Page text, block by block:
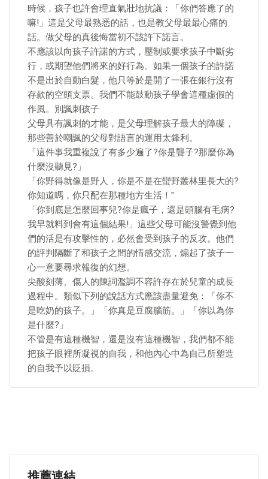
時候，孩子也許會理直氣壯地抗議：「你們答應了的
嘛!」這是父母最熟悉的話，也是教父母最最心痛的
話。做父母的真後悔當初不該許下諾言。
不應該以向孩子許諾的方式，壓制或要求孩子中斷劣
行，或期望他們將來的好行為。如果一個孩子的許諾
不是出於自動白髮，他只等於是開了一張在銀行沒有
存款的空頭支票。我們不能鼓動孩子學會這種虛假的
作風。別諷刺孩子
父母具有諷刺的才能，是父母理解孩子最大的障礙，
那些善於嘲諷的父母對語言的運用太鋒利。
「這件事我重複說了有多少遍了?你是聾子?那麼你為
什麼沒聽見?」
「你野得就像是野人，你是不是在蠻野叢林里長大的?
你知道嗎，你只配在那種地方生活！''
「你到底是怎麼回事兒?你是瘋子，還是頭腦有毛病?
我早就料到會有這個結果!」這些父母可能沒警覺到他
們的活是有攻擊性的，必然會受到孩子的反攻。他們
的評判隔斷了和孩子之間的情感交流，煽起了孩子一
心一意要尋求報復的幻想。
尖酸刻薄、傷人的陳詞濫調不容許存在於兒童的成長
過程中。類似下列的說話方式應該盡量避免：「你不
是吃奶的孩子。」「你真是豆腐腦筋。」「你以為你
是什麼?」
不管是有這種機智，還是沒有這種機智，我們都不能
把孩子眼裡所凝視的自我，和他內心中為自己所塑造
的自我予以貶損。